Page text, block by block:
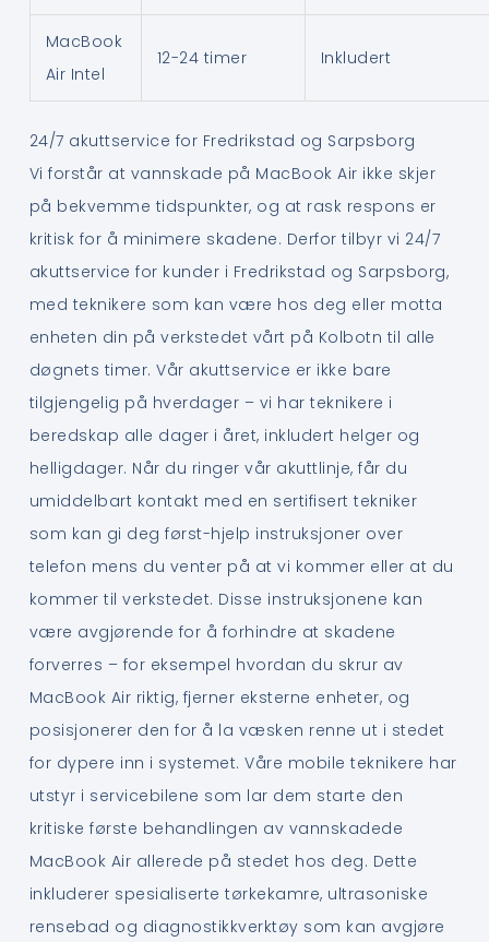
MacBook
Air Intel
12-24 timer Inkludert
24/7 akuttservice for Fredrikstad og Sarpsborg
Vi forstår at vannskade på MacBook Air ikke skjer
på bekvemme tidspunkter, og at rask respons er
kritisk for å minimere skadene. Derfor tilbyr vi 24/7
akuttservice for kunder i Fredrikstad og Sarpsborg,
med teknikere som kan være hos deg eller motta
enheten din på verkstedet vårt på Kolbotn til alle
døgnets timer. Vår akuttservice er ikke bare
tilgjengelig på hverdager – vi har teknikere i
beredskap alle dager i året, inkludert helger og
helligdager. Når du ringer vår akuttlinje, får du
umiddelbart kontakt med en sertifisert tekniker
som kan gi deg først-hjelp instruksjoner over
telefon mens du venter på at vi kommer eller at du
kommer til verkstedet. Disse instruksjonene kan
være avgjørende for å forhindre at skadene
forverres – for eksempel hvordan du skrur av
MacBook Air riktig, fjerner eksterne enheter, og
posisjonerer den for å la væsken renne ut i stedet
for dypere inn i systemet. Våre mobile teknikere har
utstyr i servicebilene som lar dem starte den
kritiske første behandlingen av vannskadede
MacBook Air allerede på stedet hos deg. Dette
inkluderer spesialiserte tørkekamre, ultrasoniske
rensebad og diagnostikkverktøy som kan avgjøre